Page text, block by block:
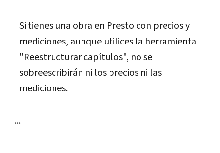
Si tienes una obra en Presto con precios y
mediciones, aunque utilices la herramienta
"Reestructurar capítulos", no se
sobreescribirán ni los precios ni las
mediciones.
...